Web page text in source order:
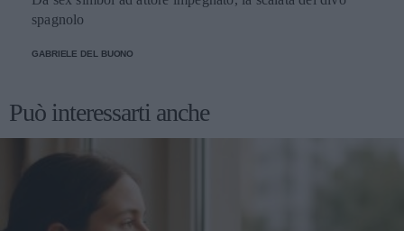
spagnolo
GABRIELE DEL BUONO
Può interessarti anche